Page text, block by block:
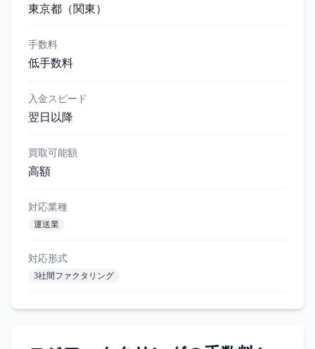
東京都 （関東）
手数料
低手数料
入金スピード
翌日以降
買取可能額
高額
対応業種
運送業
対応形式
3社間ファクタリング